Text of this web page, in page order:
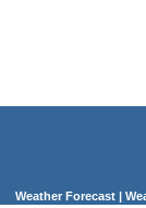
Weather Forecast |